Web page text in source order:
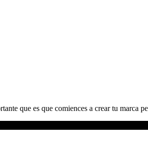
que es que comiences a crear tu marca